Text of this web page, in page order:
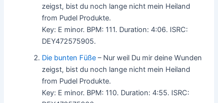
zeigst, bist du noch lange nicht mein Heiland
from Pudel Produkte.
Key: E minor. BPM: 111. Duration: 4:06. ISRC:
DEY472575905.
Die bunten Füße – Nur weil Du mir deine Wunden
zeigst, bist du noch lange nicht mein Heiland
from Pudel Produkte.
Key: E minor. BPM: 110. Duration: 4:55. ISRC: